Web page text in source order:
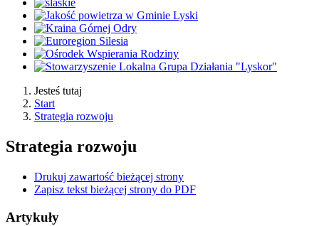
Jesteś tutaj
Start
Strategia rozwoju
Strategia rozwoju
Drukuj zawartość bieżącej strony
Zapisz tekst bieżącej strony do PDF
Artykuły